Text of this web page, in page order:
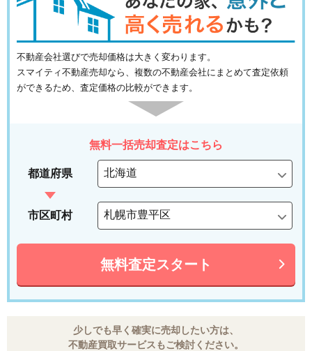
不動産会社選びで売却価格は大きく変わります。
スマイティ不動産売却なら、複数の不動産会社にまとめて査定依頼
ができるため、査定価格の比較ができます。
無料一括売却査定はこちら
都道府県
市区町村
無料査定スタート
少しでも早く確実に売却したい方は、
不動産買取サービスもご検討ください。